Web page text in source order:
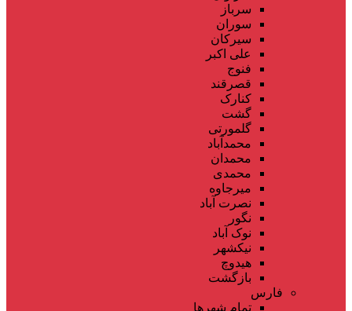
سرباز
سوران
سیرکان
علی اکبر
فنوج
قصرقند
کنارک
گشت
گلمورتی
محمدآباد
محمدان
محمدی
میرجاوه
نصرت آباد
نگور
نوک آباد
نیکشهر
هیدوچ
بازگشت
فارس
تمام شهر‌ها